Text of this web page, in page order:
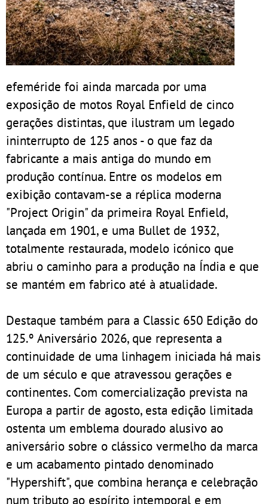
efeméride foi ainda marcada por uma
exposição de motos Royal Enfield de cinco
gerações distintas, que ilustram um legado
ininterrupto de 125 anos - o que faz da
fabricante a mais antiga do mundo em
produção contínua. Entre os modelos em
exibição contavam-se a réplica moderna
"Project Origin" da primeira Royal Enfield,
lançada em 1901, e uma Bullet de 1932,
totalmente restaurada, modelo icónico que
abriu o caminho para a produção na Índia e que
se mantém em fabrico até à atualidade.
Destaque também para a Classic 650 Edição do
125.º Aniversário 2026, que representa a
continuidade de uma linhagem iniciada há mais
de um século e que atravessou gerações e
continentes. Com comercialização prevista na
Europa a partir de agosto, esta edição limitada
ostenta um emblema dourado alusivo ao
aniversário sobre o clássico vermelho da marca
e um acabamento pintado denominado
"Hypershift", que combina herança e celebração
num tributo ao espírito intemporal e em